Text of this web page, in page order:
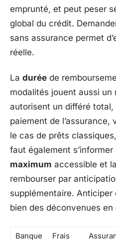
emprunté, et peut peser
global du crédit.
sans assurance permet
réelle.
La durée de
modalités jouent aussi un
autorisent un différé total,
paiement de l’assurance,
le cas de prêts
faut également s’informer
maximum accessible et
rembourser par
supplémentaire. Anticiper
bien des déconvenues en
Banque Frais